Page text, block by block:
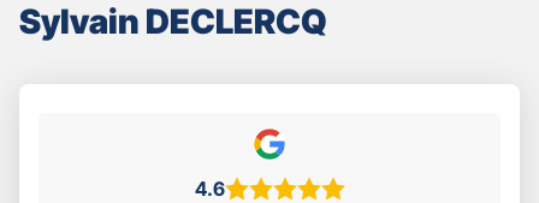
Sylvain DECLERCQ
4.6